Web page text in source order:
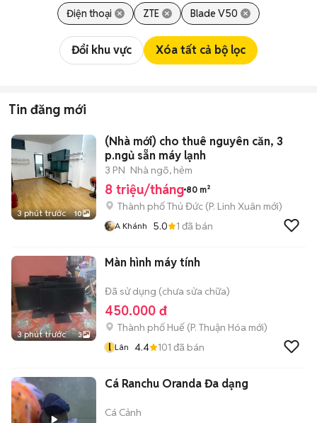
Điện thoại ZTE Blade V50
Đổi khu vực Xóa tất cả bộ lọc
Tin đăng mới
3 phút trước 10
(Nhà mới) cho thuê nguyên căn, 3
p.ngủ sẵn máy lạnh
3 PN Nhà ngõ, hẻm
8 triệu/tháng 80 m²
Thành phố Thủ Đức (P. Linh Xuân mới)
A Khánh 5.0 1 đã bán
3 phút trước 3
Màn hình máy tính
Đã sử dụng (chưa sửa chữa)
450.000 đ
Thành phố Huế (P. Thuận Hóa mới)
l Lân 4.4 101 đã bán
Cá Ranchu Oranda Đa dạng
Cá Cảnh